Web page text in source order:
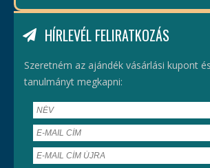
HÍRLEVÉL FELIRATKOZÁS
Szeretném az ajándék vásárlási kupont
tanulmányt megkapni: